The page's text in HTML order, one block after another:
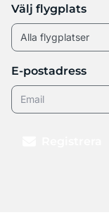
Välj flygplats
E-postadress